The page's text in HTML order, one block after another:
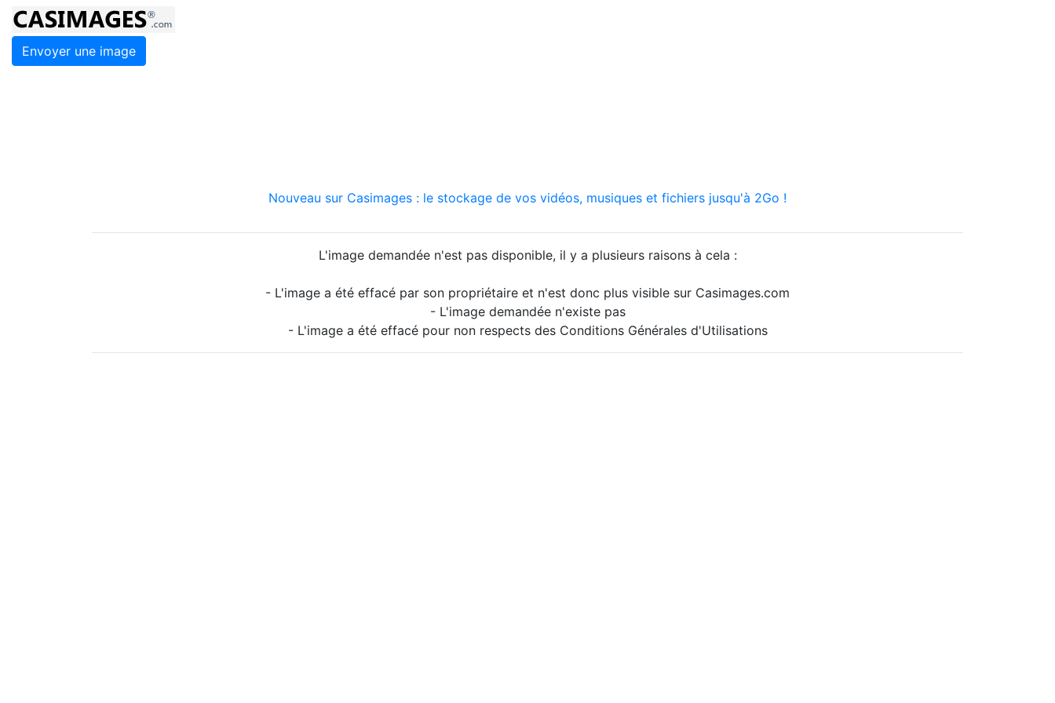
Envoyer une image
Nouveau sur Casimages : le stockage de vos vidéos, musiques et fichiers jusqu'à 2Go !
L'image demandée n'est pas disponible, il y a plusieurs raisons à cela :
- L'image a été effacé par son propriétaire et n'est donc plus visible sur Casimages.com
- L'image demandée n'existe pas
- L'image a été effacé pour non respects des Conditions Générales d'Utilisations